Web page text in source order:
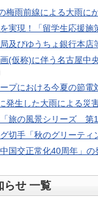
梅雨前線による大雨に
実現！「留学生応援施
及びゆうちょ銀行本
(仮称)に伴う名古屋中
プにおける今夏の節
発生した大雨による災
旅の風景シリーズ 第
切手「秋のグリーティ
国交正常化40周年」の
らせ 一覧